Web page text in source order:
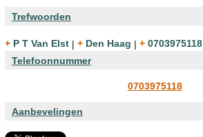
Trefwoorden
+ P T Van Elst | + Den Haag |
+ 0703975118
Telefoonnummer
0703975118
Aanbevelingen